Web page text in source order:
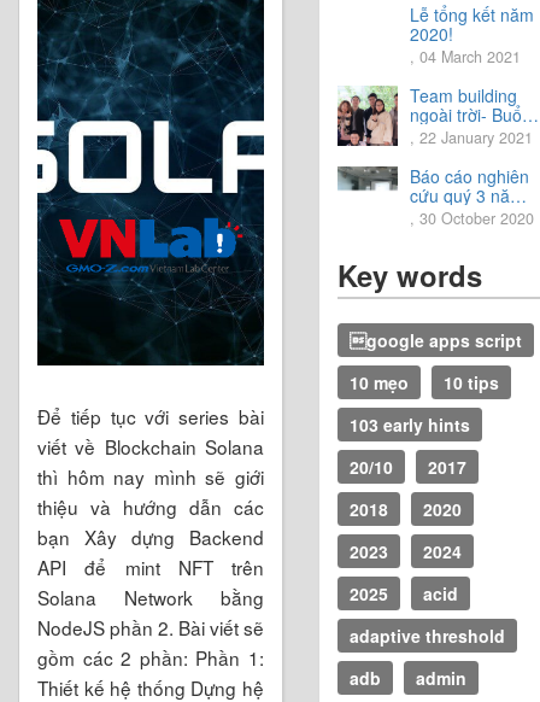
Để tiếp tục với series bài
viết về Blockchain Solana
thì hôm nay mình sẽ giới
thiệu và hướng dẫn các
bạn Xây dựng Backend
API để mint NFT trên
Solana Network bằng
NodeJS phần 2. Bài viết sẽ
gồm các 2 phần: Phần 1:
Thiết kế hệ thống Dựng hệ
Lễ tổng kết năm
2020!
, 04 March 2021
Team building
ngoài trời- Buổi
trải nghiệm tuyệt
vời.
, 22 January 2021
Báo cáo nghiên
cứu quý 3 năm
2020
, 30 October 2020
Key words
google apps script
10 mẹo
10 tips
103 early hints
20/10
2017
2018
2020
2023
2024
2025
acid
adaptive threshold
adb
admin